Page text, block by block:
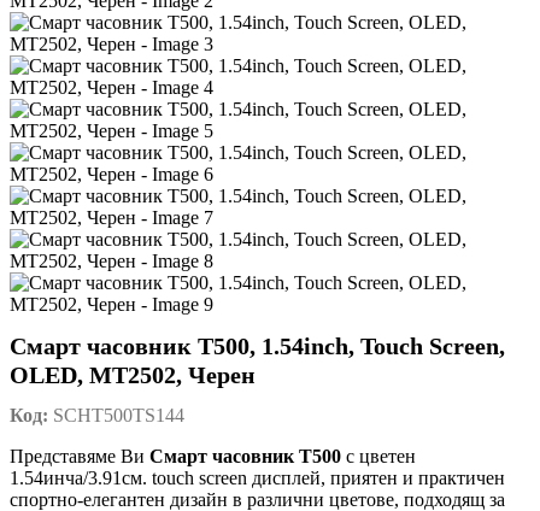
Смарт часовник T500, 1.54inch, Touch Screen,
OLED, MT2502, Черен
Код: SCHT500TS144
Представяме Ви Смарт часовник Т500 с цветен
1.54инча/3.91см. touch screen дисплей, приятен и практичен
спортно-елегантен дизайн в различни цветове, подходящ за